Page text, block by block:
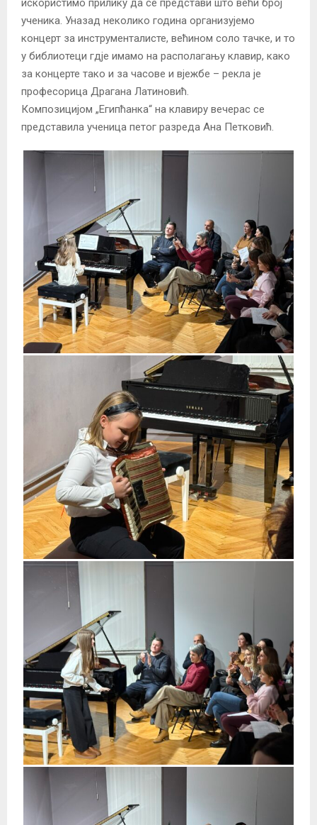
искористимо прилику да се представи што већи број
ученика. Уназад неколико година организујемо
концерт за инструменталисте, већином соло тачке, и то
у библиотеци гдје имамо на располагању клавир, како
за концерте тако и за часове и вјежбе – рекла је
професорица Драгана Латиновић.
Композицијом „Египћанка“ на клавиру вечерас се
представила ученица петог разреда Ана Петковић.